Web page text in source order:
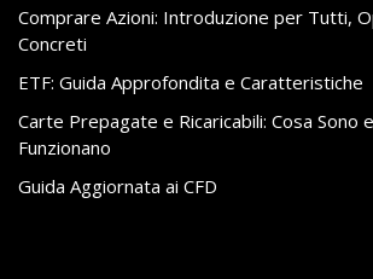
Comprare Azioni: Introduzione per Tutti,
Concreti
ETF: Guida Approfondita e Caratteristiche
Carte Prepagate e Ricaricabili: Cosa Sono
Funzionano
Guida Aggiornata ai CFD